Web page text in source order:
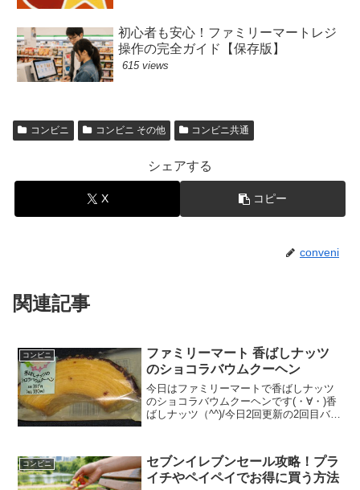
初心者も安心！ファミリーマートレジ
操作の完全ガイド【保存版】
615 views
コンビニ コンビニ その他 コンビニ共通
シェアする
X コピー
conveni
関連記事
コンビニ
ファミリーマート 香ばしナッツ
のショコラバウムクーヘン
今日はファミリーマートで香ばしナッツ
のショコラバウムクーヘンです(・∀・)香
ばしナッツ（^^)/今日2回更新の2回目バウ
★★★★☆食感 ★★★★☆
量 ...
コンビニ
セブンイレブンセール攻略！プラ
イチやペイペイでお得に買う方法